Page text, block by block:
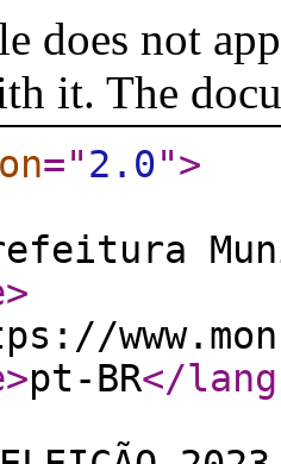
does not
it. The
="2.0">
>
>pt-BR</